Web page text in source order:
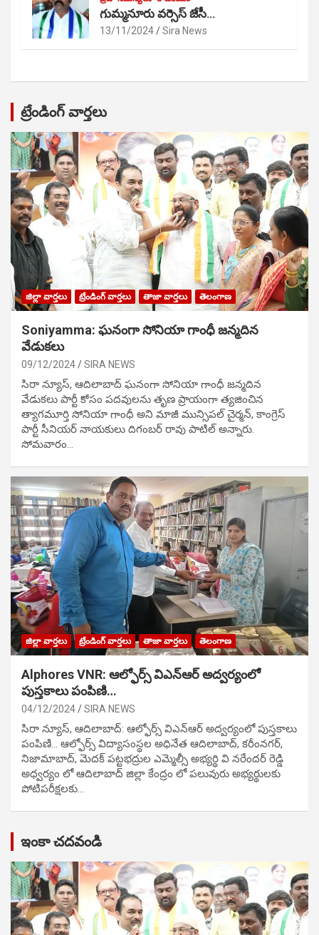
గుమ్మనూరు వర్సెస్ జేసీ…
13/11/2024 Sira News
ట్రేండింగ్ వార్తలు
జిల్లా వార్తలు ట్రేండింగ్ వార్తలు తాజా వార్తలు తెలంగాణ
Soniyamma: ఘ‌నంగా సోనియా గాంధీ జ‌న్మ‌దిన
వేడుక‌లు
09/12/2024 SIRA NEWS
సిరా న్యూస్, ఆదిలాబాద్ ఘ‌నంగా సోనియా గాంధీ జ‌న్మ‌దిన
వేడుక‌లు పార్టీ కోసం ప‌ద‌వుల‌ను తృణ ప్రాయంగా త్య‌జించిన
త్యాగమూర్తి సోనియా గాంధీ అని మాజీ మున్సిప‌ల్ చైర్మ‌న్, కాంగ్రెస్
పార్టీ సీనియ‌ర్ నాయ‌కులు దిగంబ‌ర్ రావు పాటిల్ అన్నారు.
సోమవారం…
జిల్లా వార్తలు ట్రేండింగ్ వార్తలు తాజా వార్తలు తెలంగాణ
Alphores VNR: ఆల్ఫోర్స్ విఎన్ఆర్ అద్వర్యంలో
పుస్తకాలు పంపిణి…
04/12/2024 SIRA NEWS
సిరా న్యూస్, ఆదిలాబాద్: ఆల్ఫోర్స్ విఎన్ఆర్ అద్వర్యంలో పుస్తకాలు
పంపిణి… ఆల్ఫోర్స్ విద్యాసంస్థల అధినేత ఆదిలాబాద్, కరీంనగర్,
నిజామాబాద్, మెదక్ పట్టభద్రుల ఎమ్మెల్సీ అభ్యర్థి వి నరేందర్ రెడ్డి
అధ్వర్యం లో ఆదిలాబాద్ జిల్లా కేంద్రం లో పలువురు అభ్యర్థులకు
పోటిప‌రీక్ష‌ల‌కు…
ఇంకా చదవండి